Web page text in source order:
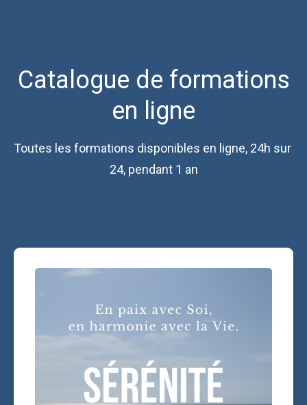
Catalogue de formations
en ligne
Toutes les formations disponibles en ligne, 24h sur
24, pendant 1 an